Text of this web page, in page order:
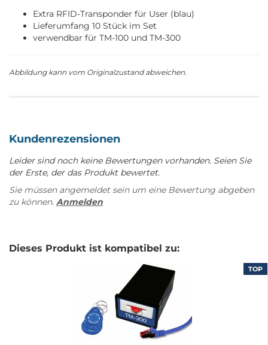
Extra RFID-Transponder für User (blau)
Lieferumfang 10 Stück im Set
verwendbar für TM-100 und TM-300
Abbildung kann vom Originalzustand abweichen.
Kundenrezensionen
Leider sind noch keine Bewertungen vorhanden. Seien Sie
der Erste, der das Produkt bewertet.
Sie müssen angemeldet sein um eine Bewertung abgeben
zu können. Anmelden
Dieses Produkt ist kompatibel zu:
TOP